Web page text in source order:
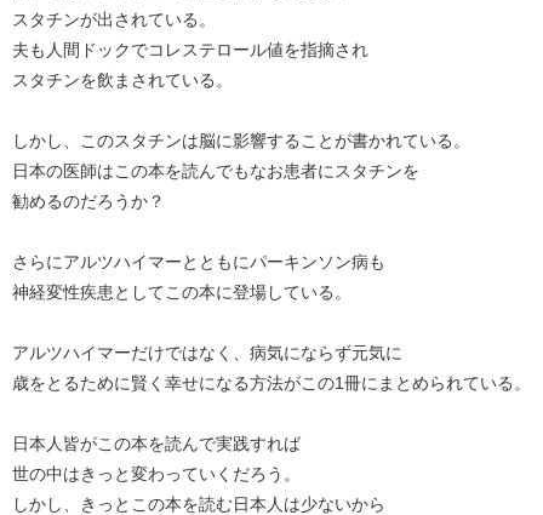
スタチンが出されている。
夫も人間ドックでコレステロール値を指摘され
スタチンを飲まされている。
しかし、このスタチンは脳に影響することが書かれている。
日本の医師はこの本を読んでもなお患者にスタチンを
勧めるのだろうか？
さらにアルツハイマーとともにパーキンソン病も
神経変性疾患としてこの本に登場している。
アルツハイマーだけではなく、病気にならず元気に
歳をとるために賢く幸せになる方法がこの1冊にまとめられている。
日本人皆がこの本を読んで実践すれば
世の中はきっと変わっていくだろう。
しかし、きっとこの本を読む日本人は少ないから